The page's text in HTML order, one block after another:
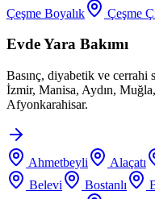
Çeşme Boyalık
Çeşme
Evde Yara Bakımı
Basınç, diyabetik ve cerrahi
İzmir, Manisa, Aydın,
Afyonkarahisar.
Ahmetbeyli Alaçatı
Belevi
Bostanlı